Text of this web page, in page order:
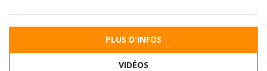
PLUS D'INFOS
VIDÉOS